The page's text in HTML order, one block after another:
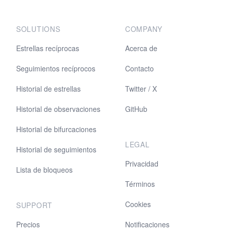
SOLUTIONS
Estrellas recíprocas
Seguimientos recíprocos
Historial de estrellas
Historial de observaciones
Historial de bifurcaciones
Historial de seguimientos
Lista de bloqueos
SUPPORT
Precios
COMPANY
Acerca de
Contacto
Twitter / X
GitHub
LEGAL
Privacidad
Términos
Cookies
Notificaciones